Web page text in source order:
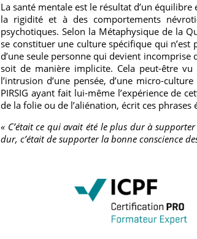
La santé mentale est le résultat d’un
la rigidité et à des comportements
psychotiques. Selon la Métaphysique de la
se constituer une culture spécifique qui n’est
d’une seule personne qui devient incomprise
soit de manière implicite. Cela peut-être
l’intrusion d’une pensée, d’une micro-
PIRSIG ayant fait lui-même l’expérience de
de la folie ou de l’aliénation, écrit ces phrases
« C’était ce qui avait été le plus dur à
dur, c’était de supporter la bonne conscience